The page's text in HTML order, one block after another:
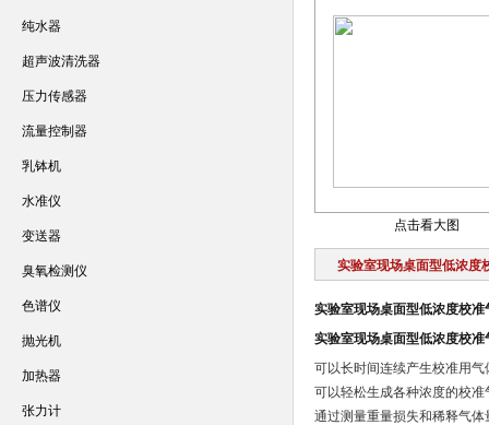
点击看大图
实验室现场桌面型低浓度
实验室现场桌面型低浓度校准
实验室现场桌面型低浓度校准
可以长时间连续产生校准用气
可以轻松生成各种浓度的校准
通过测量重量损失和稀释气
纯水器
超声波清洗器
压力传感器
流量控制器
乳钵机
水准仪
变送器
臭氧检测仪
色谱仪
抛光机
加热器
张力计